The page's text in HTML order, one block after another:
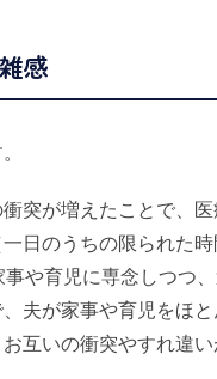
感
突が増えたことで、医
日のうちの限られた
や育児に専念しつつ
夫が家事や育児をほ
互いの衝突やすれ違